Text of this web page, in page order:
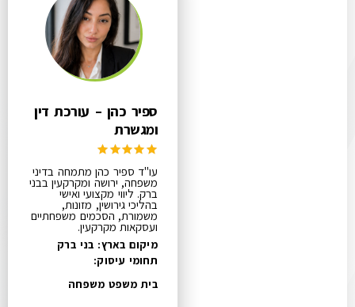
ספיר כהן – עורכת דין
ומגשרת
עו"ד ספיר כהן מתמחה בדיני
משפחה, ירושה ומקרקעין בבני
ברק. ליווי מקצועי ואישי
בהליכי גירושין, מזונות,
משמורת, הסכמים משפחתיים
ועסקאות מקרקעין.
מיקום בארץ: בני ברק
תחומי עיסוק:
בית משפט משפחה